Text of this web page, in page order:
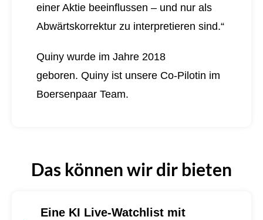
einer Aktie beeinflussen – und nur als
Abwärtskorrektur zu interpretieren sind.“
Quiny wurde im Jahre 2018
geboren. Quiny ist unsere Co-Pilotin im
Boersenpaar Team.
Das können wir dir bieten
Eine KI Live-Watchlist mit